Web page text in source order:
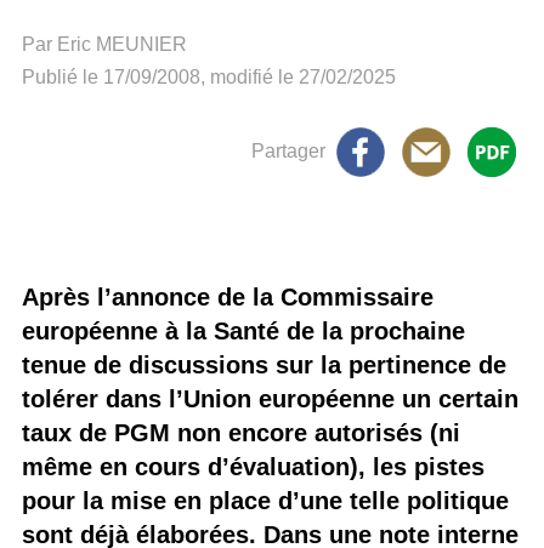
Par Eric MEUNIER
Publié le 17/09/2008, modifié le 27/02/2025
Partager
Après l’annonce de la Commissaire
européenne à la Santé de la prochaine
tenue de discussions sur la pertinence de
tolérer dans l’Union européenne un certain
taux de PGM non encore autorisés (ni
même en cours d’évaluation), les pistes
pour la mise en place d’une telle politique
sont déjà élaborées. Dans une note interne